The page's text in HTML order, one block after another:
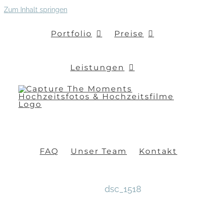
Zum Inhalt springen
Portfolio Preise
Leistungen
FAQ Unser Team Kontakt
dsc_1518